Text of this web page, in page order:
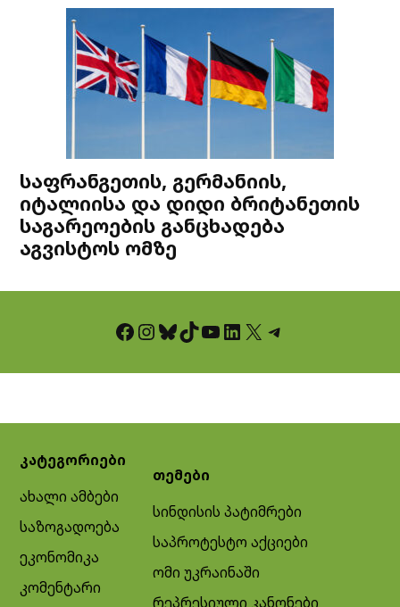
საფრანგეთის, გერმანიის,
იტალიისა და დიდი ბრიტანეთის
საგარეოების განცხადება
აგვისტოს ომზე
Facebook InstagramBluesky TikTok YouTube LinkedIn X Telegram
კატეგორიები
ახალი ამბები
საზოგადოება
ეკონომიკა
კომენტარი
თემები
სინდისის პატიმრები
საპროტესტო აქციები
ომი უკრაინაში
რეპრესიული კანონები